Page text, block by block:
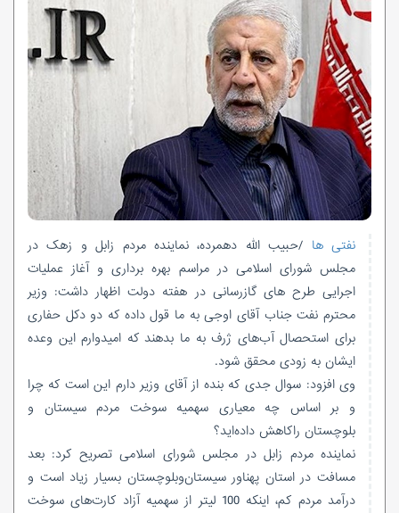
نفتی ها /حبیب الله دهمرده، نماینده مردم زابل و زهک در
مجلس شورای اسلامی در مراسم بهره برداری و آغاز عملیات
اجرایی طرح های گازرسانی در هفته دولت اظهار داشت: وزیر
محترم نفت جناب آقای اوجی به ما قول داده که دو دکل حفاری
برای استحصال آب‌های ژرف به ما بدهند که امیدوارم این وعده
ایشان به زودی محقق شود.
وی افزود: سوال جدی که بنده از آقای وزیر دارم این است که چرا
و بر اساس چه معیاری سهمیه سوخت مردم سیستان و
بلوچستان راکاهش داده‌اید؟
نماینده مردم زابل در مجلس شورای اسلامی تصریح کرد: بعد
مسافت در استان پهناور سیستان‌وبلوچستان بسیار زیاد است و
درآمد مردم کم، اینکه 100 لیتر از سهمیه آزاد کارت‌های سوخت